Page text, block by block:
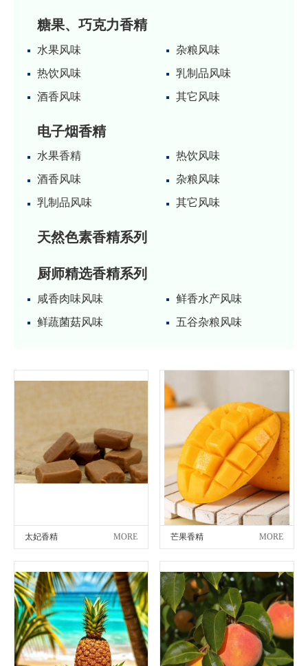
糖果、巧克力香精
水果风味
杂粮风味
热饮风味
乳制品风味
酒香风味
其它风味
电子烟香精
水果香精
热饮风味
酒香风味
杂粮风味
乳制品风味
其它风味
天然色素香精系列
厨师精选香精系列
咸香肉味风味
鲜香水产风味
鲜蔬菌菇风味
五谷杂粮风味
太妃香精 MORE 芒果香精 MORE